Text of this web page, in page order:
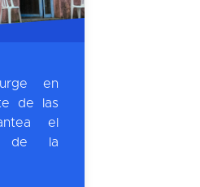
en
de las
el
de la